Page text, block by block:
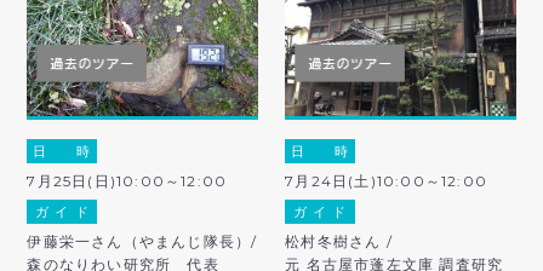
日 時
7月25日(日)10:00～12:00
ガ イ ド
伊藤栄一さん（やまんじ隊長）/
森のなりわい研究所 代表
日 時
7月24日(土)10:00～12:00
ガ イ ド
松村冬樹さん /
元 名古屋市蓬左文庫 調査研究